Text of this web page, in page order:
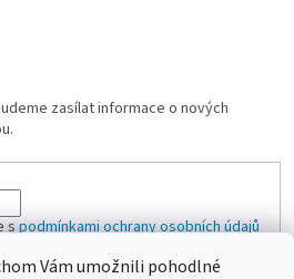
Vám umožnili pohodlné
zasílat informace o nových
spodmínkami ochrany osobních údajů